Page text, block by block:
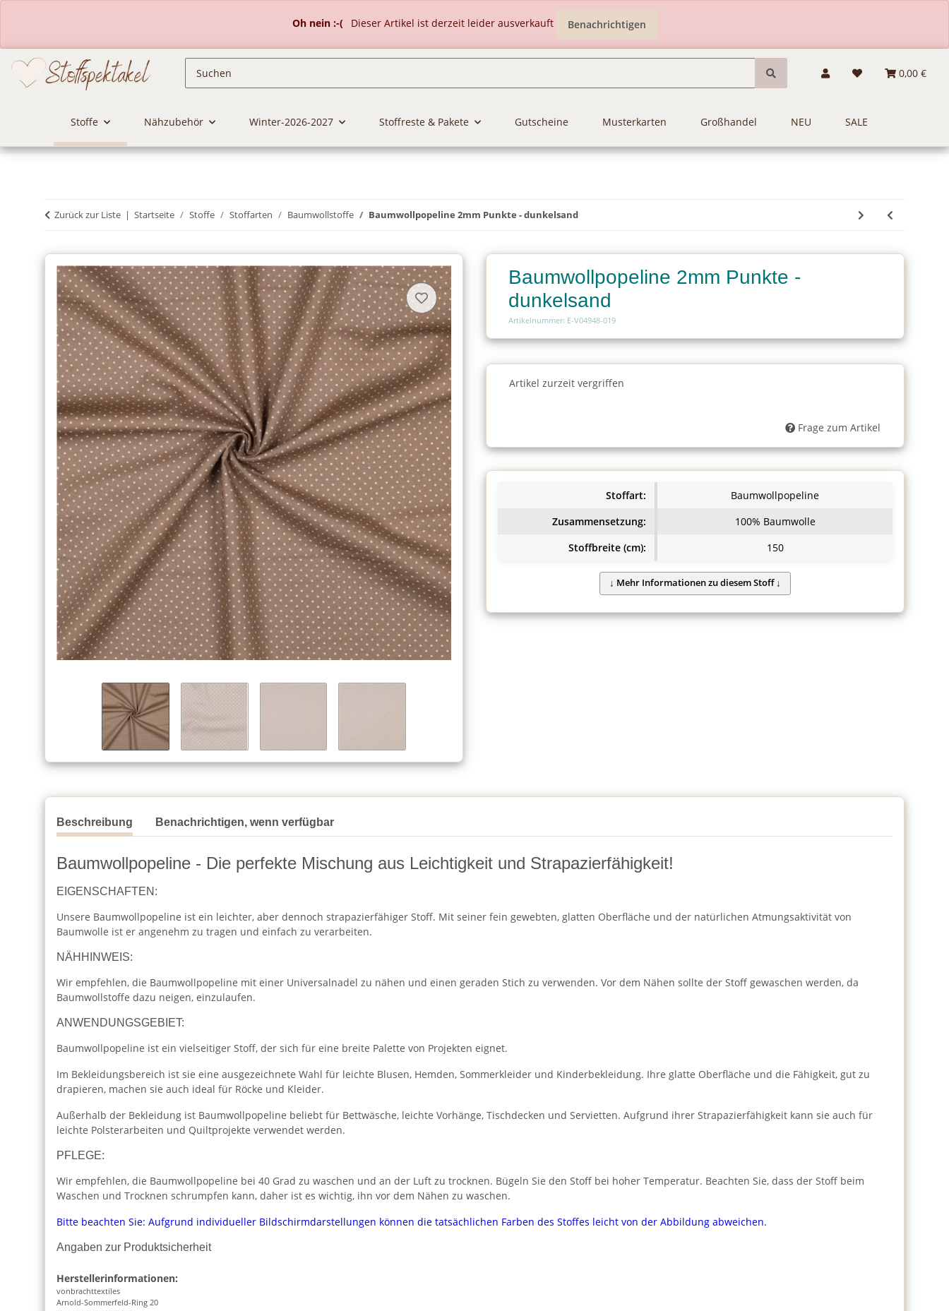
Oh nein :-( Dieser Artikel ist derzeit leider ausverkauft Benachrichtigen
0,00 €
Stoffe Nähzubehör Winter-2026-2027 Stoffreste & Pakete Gutscheine Musterkarten Großhandel NEU SALE
Zurück zur Liste Startseite Stoffe Stoffarten Baumwollstoffe Baumwollpopeline 2mm Punkte - dunkelsand
Baumwollpopeline 2mm Punkte -
dunkelsand
Artikelnummer: E-V04948-019
Charge
ChargeArtikel zurzeit vergriffen
Frage zum Artikel
Stoffart:
Baumwollpopeline
Zusammensetzung:
100% Baumwolle
Stoffbreite (cm):
150
Beschreibung Benachrichtigen, wenn verfügbar
Baumwollpopeline - Die perfekte Mischung aus Leichtigkeit und Strapazierfähigkeit!
EIGENSCHAFTEN:
Unsere Baumwollpopeline ist ein leichter, aber dennoch strapazierfähiger Stoff. Mit seiner fein gewebten, glatten Oberfläche und der natürlichen Atmungsaktivität von
Baumwolle ist er angenehm zu tragen und einfach zu verarbeiten.
NÄHHINWEIS:
Wir empfehlen, die Baumwollpopeline mit einer Universalnadel zu nähen und einen geraden Stich zu verwenden. Vor dem Nähen sollte der Stoff gewaschen werden, da
Baumwollstoffe dazu neigen, einzulaufen.
ANWENDUNGSGEBIET:
Baumwollpopeline ist ein vielseitiger Stoff, der sich für eine breite Palette von Projekten eignet.
Im Bekleidungsbereich ist sie eine ausgezeichnete Wahl für leichte Blusen, Hemden, Sommerkleider und Kinderbekleidung. Ihre glatte Oberfläche und die Fähigkeit, gut zu
drapieren, machen sie auch ideal für Röcke und Kleider.
Außerhalb der Bekleidung ist Baumwollpopeline beliebt für Bettwäsche, leichte Vorhänge, Tischdecken und Servietten. Aufgrund ihrer Strapazierfähigkeit kann sie auch für
leichte Polsterarbeiten und Quiltprojekte verwendet werden.
PFLEGE:
Wir empfehlen, die Baumwollpopeline bei 40 Grad zu waschen und an der Luft zu trocknen. Bügeln Sie den Stoff bei hoher Temperatur. Beachten Sie, dass der Stoff beim
Waschen und Trocknen schrumpfen kann, daher ist es wichtig, ihn vor dem Nähen zu waschen.
Bitte beachten Sie: Aufgrund individueller Bildschirmdarstellungen können die tatsächlichen Farben des Stoffes leicht von der Abbildung abweichen.
Angaben zur Produktsicherheit
Herstellerinformationen:
vonbrachttextiles
Arnold-Sommerfeld-Ring 20